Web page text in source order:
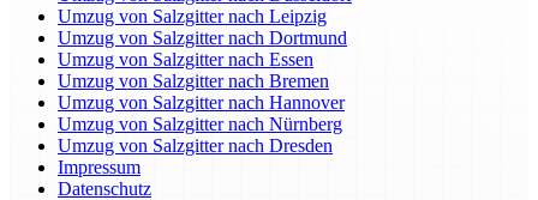
Umzug von Salzgitter nach Leipzig
Umzug von Salzgitter nach Dortmund
Umzug von Salzgitter nach Essen
Umzug von Salzgitter nach Bremen
Umzug von Salzgitter nach Hannover
Umzug von Salzgitter nach Nürnberg
Umzug von Salzgitter nach Dresden
Impressum
Datenschutz